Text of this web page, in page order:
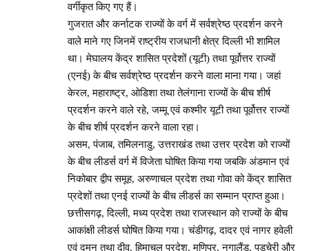
वर्गीकृत किए गए हैं।
गुजरात और कर्नाटक राज्यों के वर्ग में सर्वश्रेष्ठ प्रदर्शन करने
वाले माने गए जिनमें राष्ट्रीय राजधानी क्षेत्र दिल्ली भी शामिल
था। मेघालय केंद्र शासित प्रदेशों (यूटी) तथा पूर्वोत्तर राज्यों
(एनई) के बीच सर्वश्रेष्ठ प्रदर्शन करने वाला माना गया। जहां
केरल, महाराष्ट्र, ओडिशा तथा तेलंगाना राज्यों के बीच शीर्ष
प्रदर्शन करने वाले रहे, जम्मू एवं कश्मीर यूटी तथा पूर्वोत्तर राज्यों
के बीच शीर्ष प्रदर्शन करने वाला रहा।
असम, पंजाब, तमिलनाडु, उत्तराखंड तथा उत्तर प्रदेश को राज्यों
के बीच लीडर्स वर्ग में विजेता घोषित किया गया जबकि अंडमान एवं
निकोबार द्वीप समूह, अरुणाचल प्रदेश तथा गोवा को केंद्र शासित
प्रदेशों तथा एनई राज्यों के बीच लीडर्स का सम्मान प्राप्त हुआ।
छत्तीसगढ़, दिल्ली, मध्य प्रदेश तथा राजस्थान को राज्यों के बीच
आकांक्षी लीडर्स घोषित किया गया। चंडीगढ़, दादर एवं नागर हवेली
एवं दमन तथा दीव, हिमाचल प्रदेश, मणिपुर, नगालैंड, पुडुचेरी और